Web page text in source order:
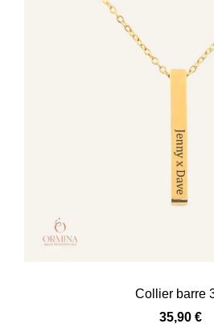
Collier barre
35,90 €